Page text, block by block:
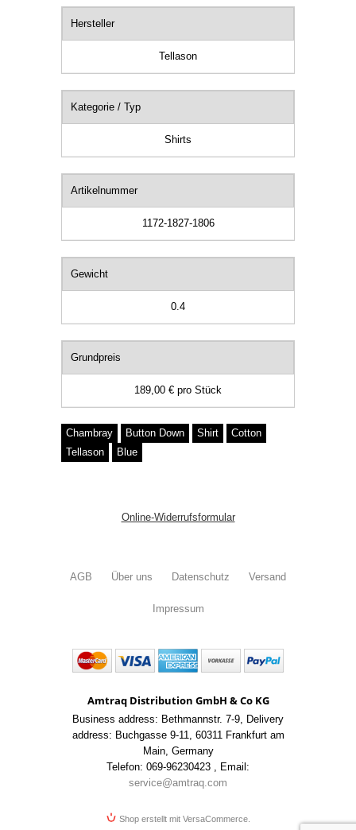
Hersteller
Tellason
Kategorie / Typ
Shirts
Artikelnummer
1172-1827-1806
Gewicht
0.4
Grundpreis
189,00 € pro Stück
Chambray Button Down Shirt
Cotton
Tellason
Blue
Online-Widerrufsformular
AGB Über uns Datenschutz Versand
Impressum
Amtraq Distribution GmbH & Co KG
Business address: Bethmannstr. 7-9
Delivery
address: Buchgasse 9-11
60311 Frankfurt am
Main, Germany
Telefon: 069-96230423
Email:
service@amtraq.com
Shop erstellt mit VersaCommerce.